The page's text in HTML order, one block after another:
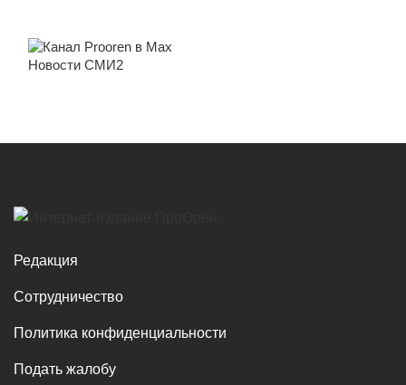
Новости СМИ2
Редакция
Сотрудничество
Политика конфиденциальности
Подать жалобу